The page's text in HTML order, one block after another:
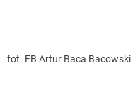
fot. FB Artur Baca Bacowski